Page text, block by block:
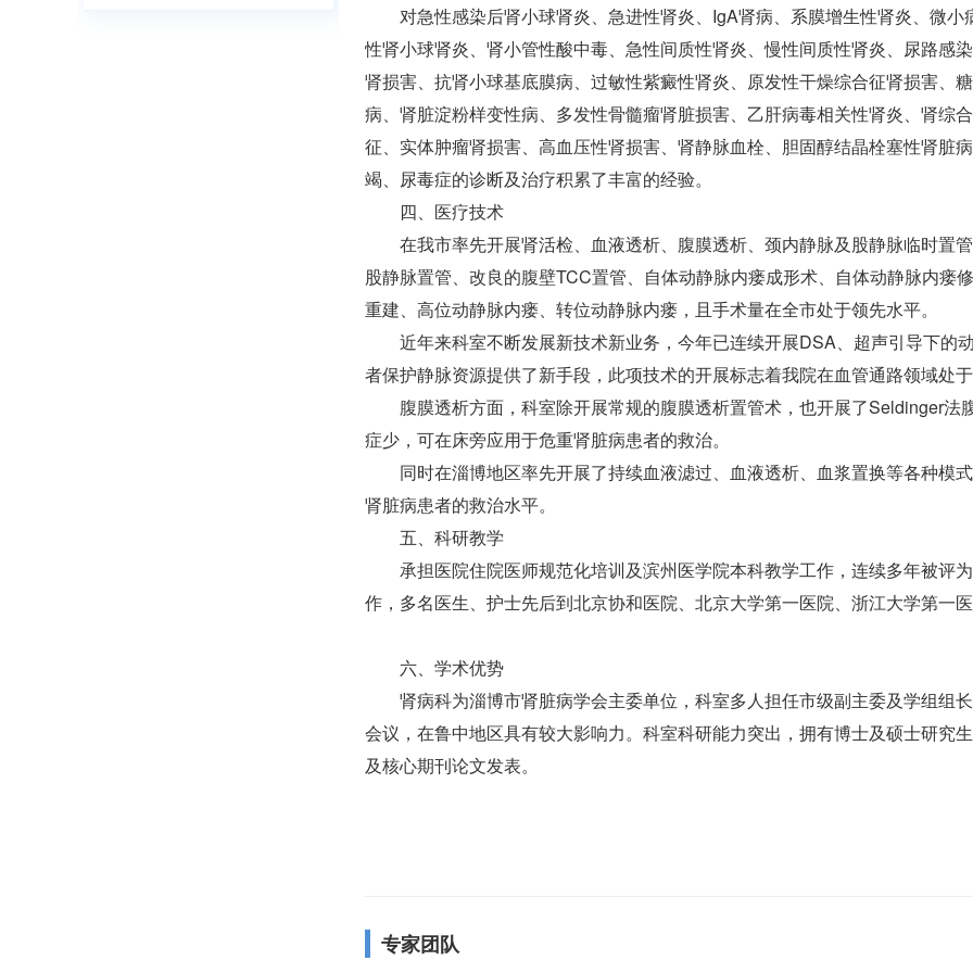
对急性感染后肾小球肾炎、急进性肾炎、IgA肾病、系膜增生性肾炎、微
性肾小球肾炎、肾小管性酸中毒、急性间质性肾炎、慢性间质性肾炎、尿路感
肾损害、抗肾小球基底膜病、过敏性紫癜性肾炎、原发性干燥综合征肾损害、
病、肾脏淀粉样变性病、多发性骨髓瘤肾脏损害、乙肝病毒相关性肾炎、肾综
征、实体肿瘤肾损害、高血压性肾损害、肾静脉血栓、胆固醇结晶栓塞性肾脏
竭、尿毒症的诊断及治疗积累了丰富的经验。
四、医疗技术
在我市率先开展肾活检、血液透析、腹膜透析、颈内静脉及股静脉临时置
股静脉置管、改良的腹壁TCC置管、自体动静脉内瘘成形术、自体动静脉内瘘
重建、高位动静脉内瘘、转位动静脉内瘘，且手术量在全市处于领先水平。
近年来科室不断发展新技术新业务，今年已连续开展DSA、超声引导下的
者保护静脉资源提供了新手段，此项技术的开展标志着我院在血管通路领域处
腹膜透析方面，科室除开展常规的腹膜透析置管术，也开展了Seldinger
症少，可在床旁应用于危重肾脏病患者的救治。
同时在淄博地区率先开展了持续血液滤过、血液透析、血浆置换等各种模
肾脏病患者的救治水平。
五、科研教学
承担医院住院医师规范化培训及滨州医学院本科教学工作，连续多年被评
作，多名医生、护士先后到北京协和医院、北京大学第一医院、浙江大学第一
六、学术优势
肾病科为淄博市肾脏病学会主委单位，科室多人担任市级副主委及学组组
会议，在鲁中地区具有较大影响力。科室科研能力突出，拥有博士及硕士研究
及核心期刊论文发表。
专家团队